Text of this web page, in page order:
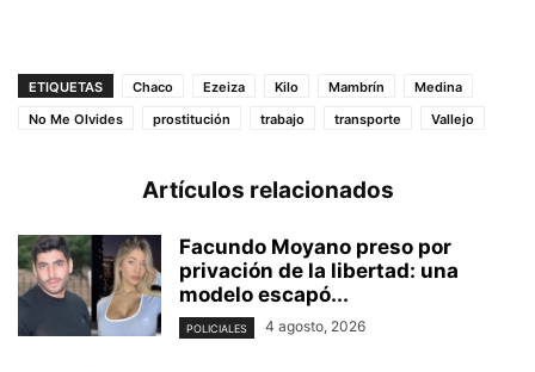
ETIQUETAS Chaco Ezeiza Kilo Mambrín
Medina
No Me Olvides
prostitución trabajo transporte Vallejo
Artículos relacionados
Facundo Moyano preso por
privación de la libertad: una
modelo escapó...
POLICIALES 4 agosto, 2026